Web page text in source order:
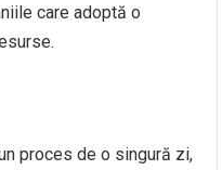
care adoptă o
proces de o singură zi,